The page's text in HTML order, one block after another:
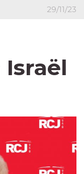
29/11/23